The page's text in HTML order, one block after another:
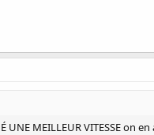
MEILLEUR VITESSE on